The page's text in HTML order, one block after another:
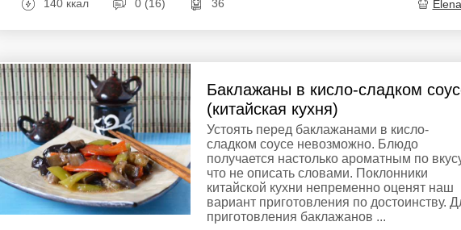
140 ккал 0 (16) 36
Баклажаны в кисло-сладком
(китайская кухня)
Устоять перед баклажанами в кисло-
сладком соусе невозможно. Блюдо
получается настолько ароматным по
что не описать словами. Поклонники
китайской кухни непременно оценят наш
вариант приготовления по достоинству.
приготовления баклажанов ...